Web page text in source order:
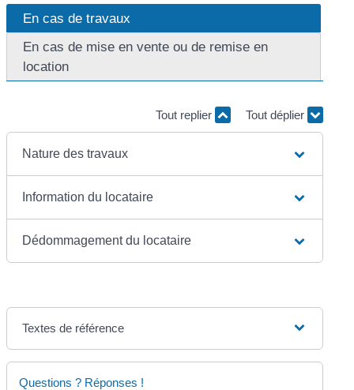
En cas de travaux
En cas de mise en vente ou de remise en
location
Tout replier Tout déplier
Nature des travaux
Information du locataire
Dédommagement du locataire
Textes de référence
Questions ? Réponses !